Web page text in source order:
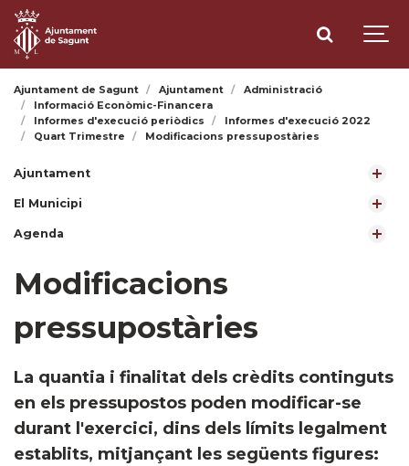
Ajuntament de Sagunt Ajuntament
Administració
Informació Econòmic-Financera
Informes d'execució periòdics
Informes d'execució 2022
Quart Trimestre
Modificacions pressupostàries
Ajuntament
El Municipi
Agenda
Modificacions
pressupostàries
​La quantia i finalitat dels crèdits continguts
en els pressupostos poden modificar-se
durant l'exercici, dins dels límits legalment
establits, mitjançant les següents figures: